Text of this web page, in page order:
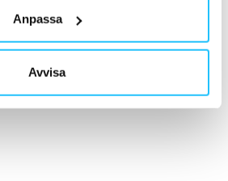
Anpassa
Avvisa
Sweden – Fritidskortet: “Ungas
är mer än bara föreningsliv –